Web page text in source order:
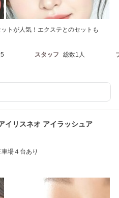
トが人気！エクステとのセットも
スタッフ 総数1人
リスネオ アイラッシュア
場４台あり